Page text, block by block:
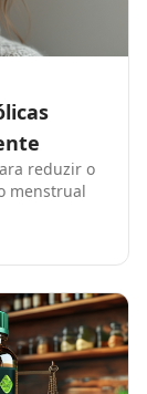
reduzir o
menstrual